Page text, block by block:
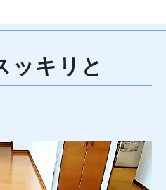
ッキリと